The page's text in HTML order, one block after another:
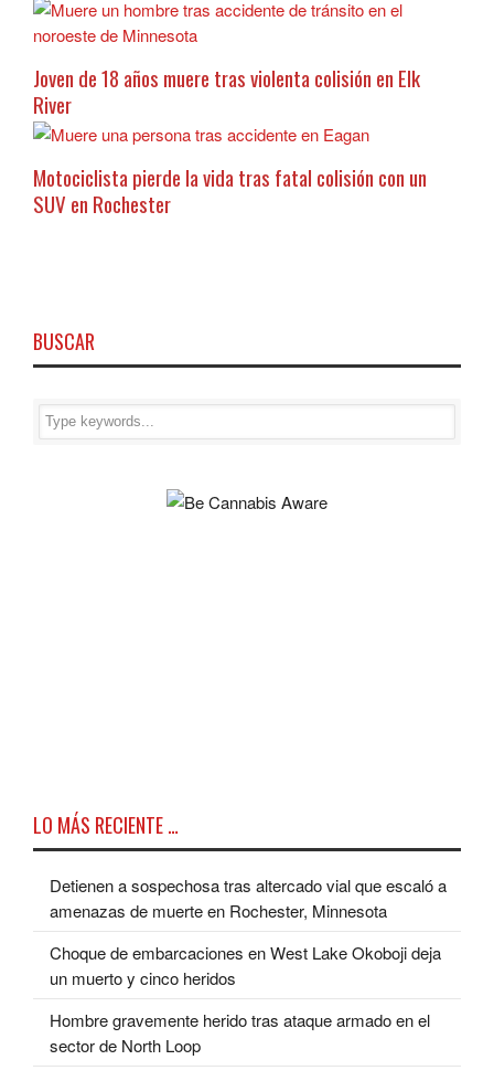
Joven de 18 años muere tras violenta colisión en Elk
River
Motociclista pierde la vida tras fatal colisión con un
SUV en Rochester
BUSCAR
LO MÁS RECIENTE …
Detienen a sospechosa tras altercado vial que escaló a
amenazas de muerte en Rochester, Minnesota
Choque de embarcaciones en West Lake Okoboji deja
un muerto y cinco heridos
Hombre gravemente herido tras ataque armado en el
sector de North Loop